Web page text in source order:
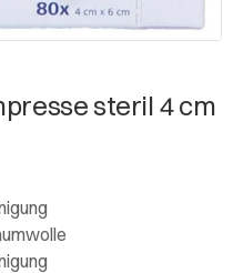
steril 4 cm